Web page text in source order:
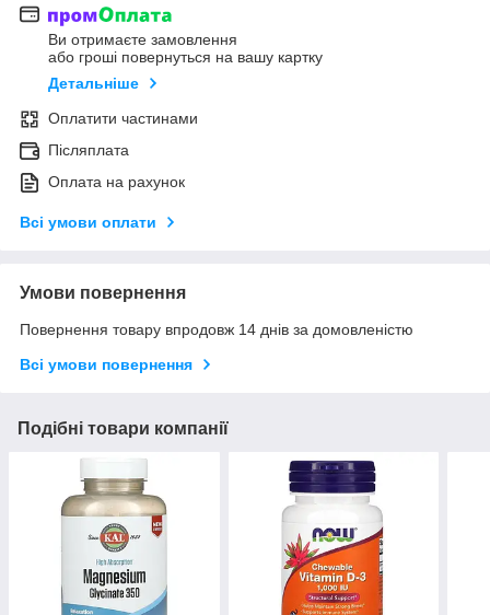
Ви отримаєте замовлення
або гроші повернуться на вашу картку
Детальніше
Оплатити частинами
Післяплата
Оплата на рахунок
Всі умови оплати
Умови повернення
Повернення товару впродовж 14 днів за домовленістю
Всі умови повернення
Подібні товари компанії